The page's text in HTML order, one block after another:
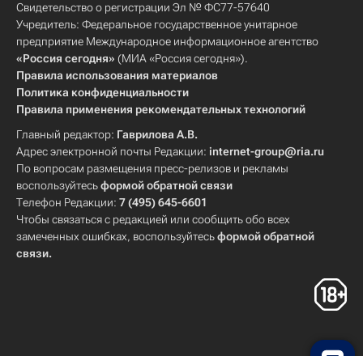
Свидетельство о регистрации Эл № ФС77-57640
Учредитель: Федеральное государственное унитарное
предприятие Международное информационное агентство
«Россия сегодня» (МИА «Россия сегодня»).
Правила использования материалов
Политика конфиденциальности
Правила применения рекомендательных технологий
Главный редактор: Гаврилова А.В.
Адрес электронной почты Редакции: internet-group@ria.ru
По вопросам размещения пресс-релизов и рекламы
воспользуйтесьформой обратной связи
Телефон Редакции: 7 (495) 645-6601
Чтобы связаться с редакцией или сообщить обо всех
замеченных ошибках, воспользуйтесьформой обратной
связи.